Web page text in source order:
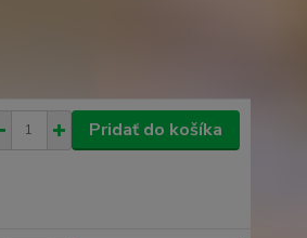
Pridať do košíka